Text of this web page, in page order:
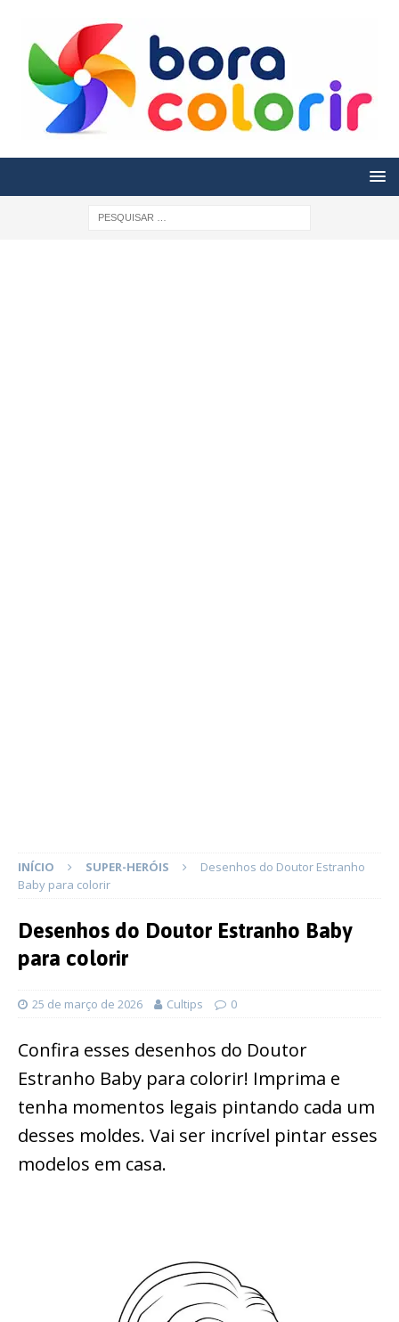
INÍCIO SUPER-HERÓIS
Desenhos do Doutor Estranho
Baby para colorir
Desenhos do Doutor Estranho Baby
para colorir
25 de março de 2026 Cultips 0
Confira esses desenhos do Doutor
Estranho Baby para colorir! Imprima e
tenha momentos legais pintando cada um
desses moldes. Vai ser incrível pintar esses
modelos em casa.